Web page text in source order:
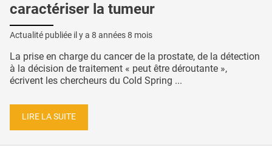
caractériser la tumeur
Actualité publiée il y a 8 années 8 mois
La prise en charge du cancer de la prostate, de la détection
à la décision de traitement « peut être déroutante »,
écrivent les chercheurs du Cold Spring ...
LIRE LA SUITE